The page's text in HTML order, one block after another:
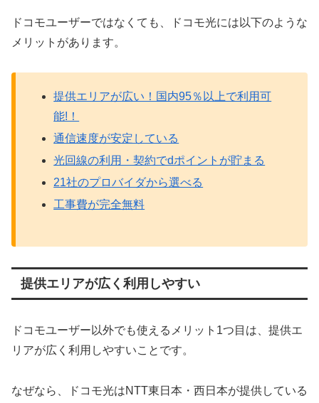
ドコモユーザーではなくても、ドコモ光には以下のような
メリットがあります。
提供エリアが広い！国内95％以上で利用可
能!！
通信速度が安定している
光回線の利用・契約でdポイントが貯まる
21社のプロバイダから選べる
工事費が完全無料
提供エリアが広く利用しやすい
ドコモユーザー以外でも使えるメリット1つ目は、提供エ
リアが広く利用しやすいことです。
なぜなら、ドコモ光はNTT東日本・西日本が提供している